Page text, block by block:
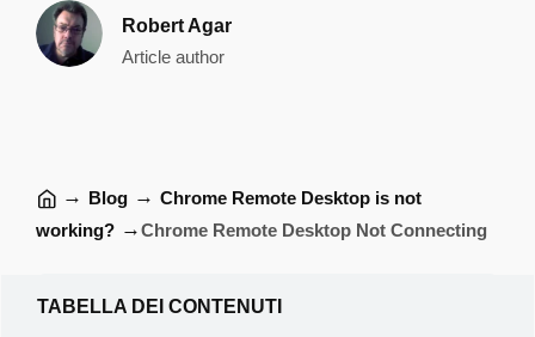
Robert Agar
Article author
→ Blog → Chrome Remote Desktop is not
working? →Chrome Remote Desktop Not Connecting
TABELLA DEI CONTENUTI